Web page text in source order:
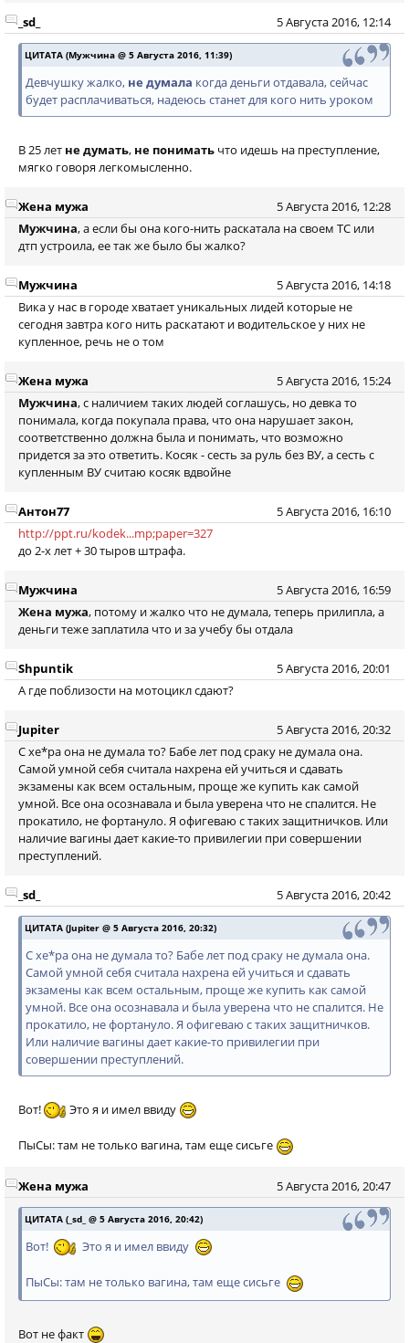
5 Августа 2016, 12:14
_sd_
ЦИТАТА (Мужчина @ 5 Августа 2016, 11:39)
Девчушку жалко, не думала когда деньги отдавала, сейчас
будет расплачиваться, надеюсь станет для кого нить уроком
В 25 лет не думать, не понимать что идешь на преступление,
мягко говоря легкомысленно.
5 Августа 2016, 12:28
Жена мужа
Мужчина, а если бы она кого-нить раскатала на своем ТС или
дтп устроила, ее так же было бы жалко?
5 Августа 2016, 14:18
Мужчина
Вика у нас в городе хватает уникальных лидей которые не
сегодня завтра кого нить раскатают и водительское у них не
купленное, речь не о том
5 Августа 2016, 15:24
Жена мужа
Мужчина, с наличием таких людей соглашусь, но девка то
понимала, когда покупала права, что она нарушает закон,
соответственно должна была и понимать, что возможно
придется за это ответить. Косяк - сесть за руль без ВУ, а сесть с
купленным ВУ считаю косяк вдвойне
5 Августа 2016, 16:10
Антон77
http://ppt.ru/kodek...mp;paper=327
до 2-х лет + 30 тыров штрафа.
5 Августа 2016, 16:59
Мужчина
Жена мужа, потому и жалко что не думала, теперь прилипла, а
деньги теже заплатила что и за учебу бы отдала
5 Августа 2016, 20:01
Shpuntik
А где поблизости на мотоцикл сдают?
5 Августа 2016, 20:32
Jupiter
C хе*ра она не думала то? Бабе лет под сраку не думала она.
Самой умной себя считала нахрена ей учиться и сдавать
экзамены как всем остальным, проще же купить как самой
умной. Все она осознавала и была уверена что не спалится. Не
прокатило, не фортануло. Я офигеваю с таких защитничков. Или
наличие вагины дает какие-то привилегии при совершении
преступлений.
5 Августа 2016, 20:42
_sd_
ЦИТАТА (Jupiter @ 5 Августа 2016, 20:32)
C хе*ра она не думала то? Бабе лет под сраку не думала она.
Самой умной себя считала нахрена ей учиться и сдавать
экзамены как всем остальным, проще же купить как самой
умной. Все она осознавала и была уверена что не спалится. Не
прокатило, не фортануло. Я офигеваю с таких защитничков.
Или наличие вагины дает какие-то привилегии при
совершении преступлений.
Вот! Это я и имел ввиду
ПыСы: там не только вагина, там еще сисьге
5 Августа 2016, 20:47
Жена мужа
ЦИТАТА (_sd_ @ 5 Августа 2016, 20:42)
Вот! Это я и имел ввиду
ПыСы: там не только вагина, там еще сисьге
Вот не факт